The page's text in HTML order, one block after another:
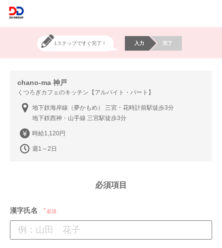
1ステップですぐ完了！ 入力 完了
chano-ma 神戸
くつろぎカフェのキッチン【アルバイト・パート】
地下鉄海岸線（夢かもめ） 三宮・花時計前駅徒歩3分
地下鉄西神・山手線 三宮駅徒歩3分
時給1,120円
週1～2日
必須項目
漢字氏名 必須